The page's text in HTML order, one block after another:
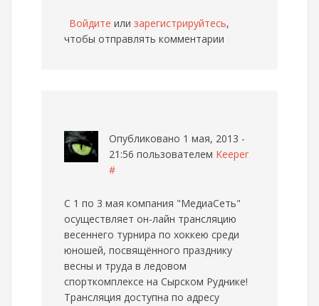
Войдите или зарегистрируйтесь,
чтобы отправлять комментарии
Опубликовано 1 мая, 2013 -
21:56 пользователем Keeper
#
C 1 по 3 мая компания "МедиаСеть"
осуществляет он-лайн трансляцию
весеннего турнира по хоккею среди
юношей, посвящённого празднику
весны и труда в ледовом
спорткомплексе на Сырском Руднике!
Трансляция доступна по адресу